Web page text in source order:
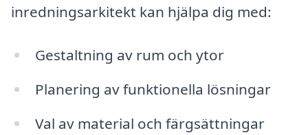
inredningsarkitekt kan hjälpa dig med:
Gestaltning av rum och ytor
Planering av funktionella lösningar
Val av material och färgsättningar